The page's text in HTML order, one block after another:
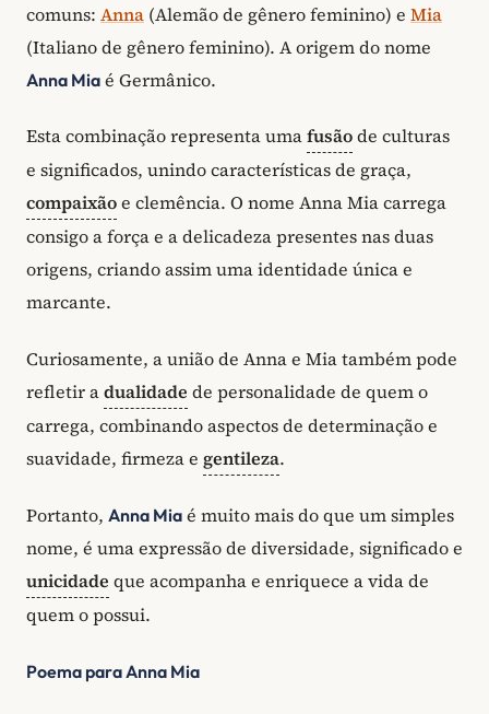
comuns: Anna (Alemão de gênero feminino) e Mia
(Italiano de gênero feminino). A origem do nome
Anna Mia é Germânico.
Esta combinação representa umafusãode culturas
e significados, unindo características de graça,
compaixãoe clemência. O nome Anna Mia carrega
consigo a força e a delicadeza presentes nas duas
origens, criando assim uma identidade única e
marcante.
Curiosamente, a união de Anna e Mia também pode
refletir adualidade de personalidade de quem o
carrega, combinando aspectos de determinação e
suavidade, firmeza e gentileza.
Portanto, Anna Mia é muito mais do que um simples
nome, é uma expressão de diversidade, significado e
unicidade que acompanha e enriquece a vida de
quem o possui.
Poema para Anna Mia